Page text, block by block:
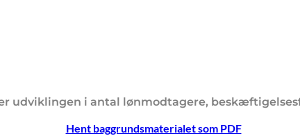
udviklingen i antal lønmodtagere,
Hent baggrundsmaterialet som PDF